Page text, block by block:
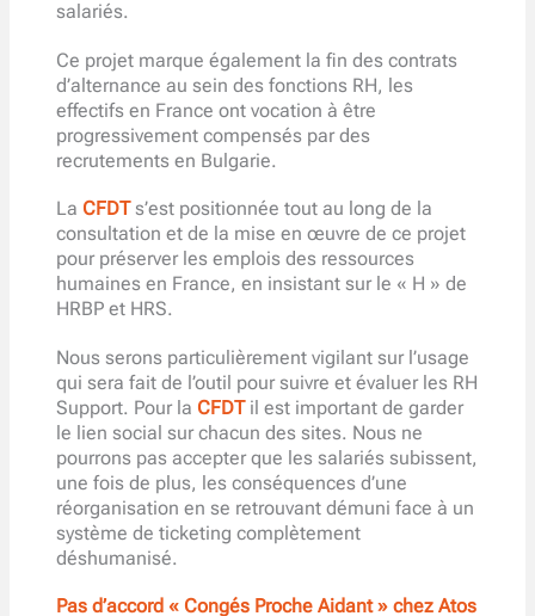
salariés.
Ce projet marque également la fin des contrats
d’alternance au sein des fonctions RH, les
effectifs en France ont vocation à être
progressivement compensés par des
recrutements en Bulgarie.
La CFDT s’est positionnée tout au long de la
consultation et de la mise en œuvre de ce projet
pour préserver les emplois des ressources
humaines en France, en insistant sur le « H » de
HRBP et HRS.
Nous serons particulièrement vigilant sur l’usage
qui sera fait de l’outil pour suivre et évaluer les RH
Support. Pour la CFDT il est important de garder
le lien social sur chacun des sites. Nous ne
pourrons pas accepter que les salariés subissent,
une fois de plus, les conséquences d’une
réorganisation en se retrouvant démuni face à un
système de ticketing complètement
déshumanisé.
Pas d’accord « Congés Proche Aidant » chez Atos